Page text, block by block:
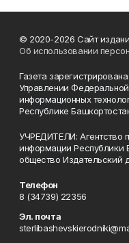
© 2020-2026 Сайт
Об использовании
Газета
Управлении
информационных
Республике
УЧРЕДИТЕЛИ: Агентство
информации Республики
общество Издательский
Телефон
8 (34739) 22356
Эл. почта